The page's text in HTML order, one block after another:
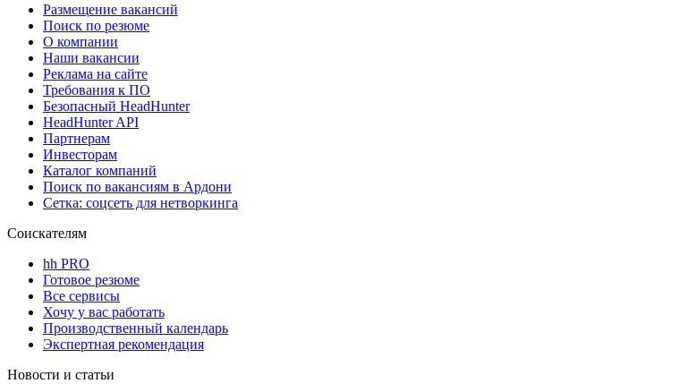
Размещение вакансий
Поиск по резюме
О компании
Наши вакансии
Реклама на сайте
Требования к ПО
Безопасный HeadHunter
HeadHunter API
Партнерам
Инвесторам
Каталог компаний
Поиск по вакансиям в Ардони
Сетка: соцсеть для нетворкинга
Соискателям
hh PRO
Готовое резюме
Все сервисы
Хочу у вас работать
Производственный календарь
Экспертная рекомендация
Новости и статьи